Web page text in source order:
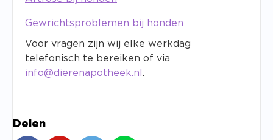
Gewrichtsproblemen bij honden
Voor vragen zijn wij elke werkdag
telefonisch te bereiken of via
info@dierenapotheek.nl .
Delen